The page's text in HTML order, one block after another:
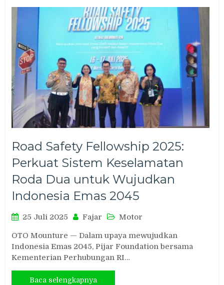
Road Safety Fellowship 2025:
Perkuat Sistem Keselamatan
Roda Dua untuk Wujudkan
Indonesia Emas 2045
25 Juli 2025 Fajar Motor
OTO Mounture — Dalam upaya mewujudkan
Indonesia Emas 2045, Pijar Foundation bersama
Kementerian Perhubungan RI…
Baca selengkapnya